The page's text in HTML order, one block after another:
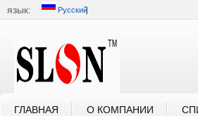
язык: Русский
ГЛАВНАЯ О КОМПАНИИ